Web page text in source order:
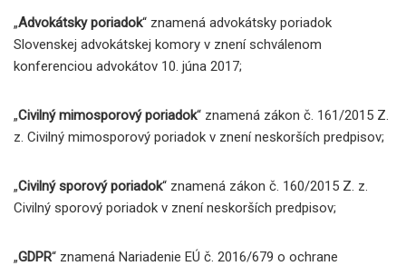
„Advokátsky poriadok“ znamená advokátsky poriadok
Slovenskej advokátskej komory v znení schválenom
konferenciou advokátov 10. júna 2017;
„Civilný mimosporový poriadok“ znamená zákon č. 161/2015 Z.
z. Civilný mimosporový poriadok v znení neskorších predpisov;
„Civilný sporový poriadok“ znamená zákon č. 160/2015 Z. z.
Civilný sporový poriadok v znení neskorších predpisov;
„GDPR“ znamená Nariadenie EÚ č. 2016/679 o ochrane